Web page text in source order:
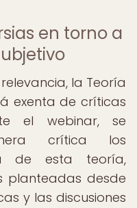
en torno a
la Teoría
exenta de críticas
el webinar, se
crítica los
de esta teoría,
planteadas desde
y las discusiones